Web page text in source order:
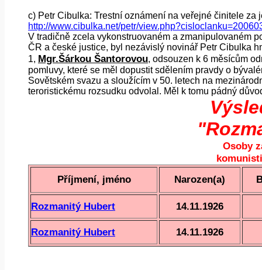
c) Petr Cibulka: Trestní oznámení na veřejné činitele
http://www.cibulka.net/petr/
V tradičně zcela vykonstruovaném a zmanipulovaném
ČR a české justice, byl nezávislý novinář Petr Cibulka
1, Mgr.Šárkou Šantorovou, odsouzen k 6 měsícům
pomluvy, které se měl dopustit sdělením pravdy o
Sovětském svazu a sloužícím v 50. letech na
teroristickému rozsudku odvolal. Měl k tomu pádný
Osoby
Příjmení, jméno
Narozen(a)
Rozmanitý Hubert 14.11.1926
Rozmanitý Hubert 14.11.1926